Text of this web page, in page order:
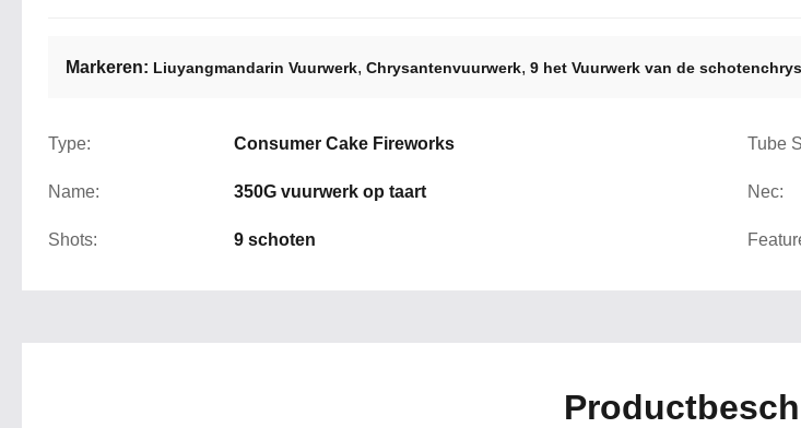
Markeren: Liuyangmandarin Vuurwerk, Chrysantenvuurwerk, 9 het Vuurwerk van de
Type: Consumer Cake Fireworks Tube
Name: 350G vuurwerk op taart Nec:
Shots: 9 schoten